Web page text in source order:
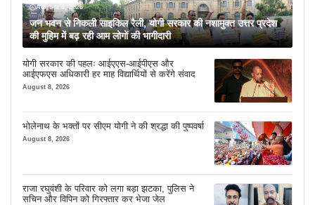
August 8, 2026
जन भवन से निकली साइकिल रैली, योगी सरकार की नशामुक्त उत्तर प्रदेश
की मुहिम में बढ़ रही आम लोगों की भागीदारी
योगी सरकार की पहलः आईएएस-आईपीएस और
आईएफएस अधिकारी हर माह विद्यार्थियों से करेंगे संवाद
August 8, 2026
भोलेनाथ के भक्तों पर सीएम योगी ने की श्रद्धा की पुष्पवर्षा
August 8, 2026
राजा रघुवंशी के परिवार को लगा बड़ा झटका, पुलिस ने
सचिन और विपिन को गिरफ्तार कर भेजा जेल